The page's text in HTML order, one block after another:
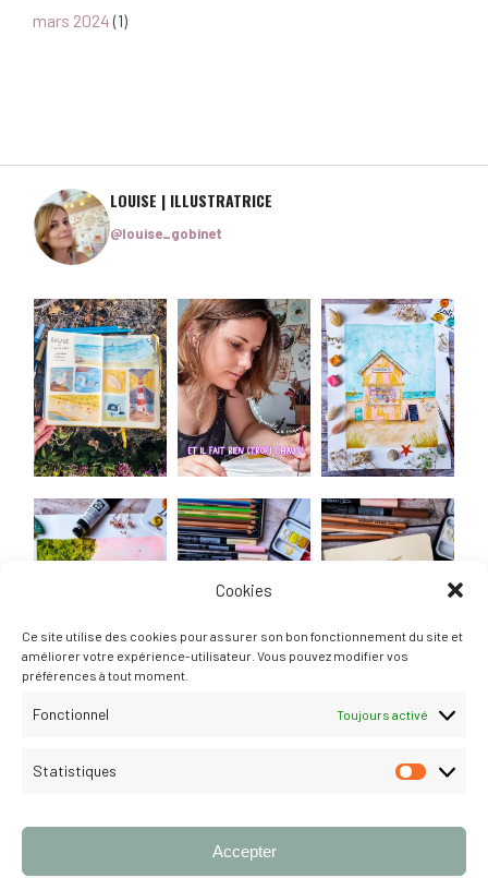
Cookies
Ce site utilise des cookies pour assurer son bon fonctionnement du site et
améliorer votre expérience-utilisateur. Vous pouvez modifier vos
préférences à tout moment.
Fonctionnel Toujours activé
Statistiques
Accepter
mars 2024(1)
LOUISE | ILLUSTRATRICE
@louise_gobinet